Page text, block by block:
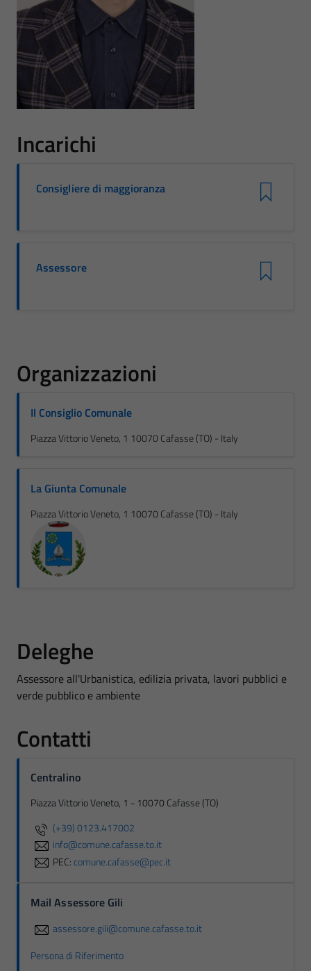
Incarichi
Consigliere di maggioranza
Assessore
Organizzazioni
Il Consiglio Comunale
Piazza Vittorio Veneto, 1 10070 Cafasse (TO) - Italy
La Giunta Comunale
Piazza Vittorio Veneto, 1 10070 Cafasse (TO) - Italy
Deleghe
Assessore all'Urbanistica, edilizia privata, lavori pubblici e
verde pubblico e ambiente
Contatti
Centralino
Piazza Vittorio Veneto, 1 - 10070 Cafasse (TO)
(+39) 0123.417002
info@comune.cafasse.to.it
PEC:comune.cafasse@pec.it
Mail Assessore Gili
assessore.gili@comune.cafasse.to.it
Persona di Riferimento